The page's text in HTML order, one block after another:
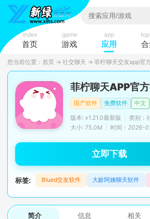
index
首页
game
游戏
app
应用
您当前位置： 首页 → 社交聊天 → 菲柠聊天交友app官
菲柠聊天APP官
国产软件 免费软件
中文
版本: v1.21.0最新版
类别：
大小: 75.0M
时间： 2026-
立即下载
标签: Blued交友软件 大龄阿姨聊天软件
简介 信息 相关